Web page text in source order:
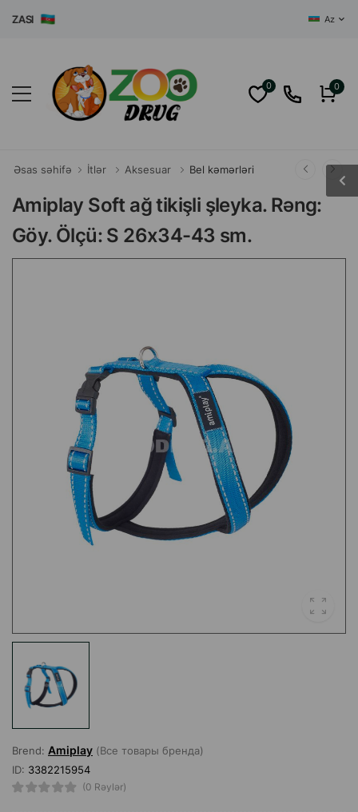
Az
0 0
Əsas səhifə İtlər Aksesuar Bel kəmərləri
Amiplay Soft ağ tikişli şleyka. Rəng:
Göy. Ölçü: S 26x34-43 sm.
Brend: Amiplay (Все товары бренда)
ID: 3382215954
(0 Rəylər)